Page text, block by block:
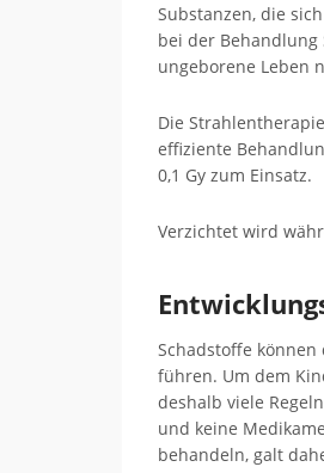
Substanzen, die
bei der Behandlung
ungeborene Leben
Die
effiziente
0,1 Gy zum Einsatz.
Verzichtet wird
Schadstoffe
führen. Um dem
deshalb viele
und keine
behandeln, galt